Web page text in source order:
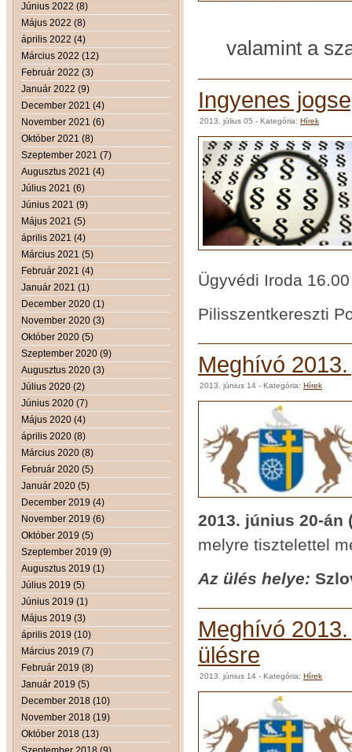
Június 2022 (8)
Május 2022 (8)
április 2022 (4)
Március 2022 (12)
Február 2022 (3)
Január 2022 (9)
December 2021 (4)
November 2021 (6)
Október 2021 (8)
Szeptember 2021 (7)
Augusztus 2021 (4)
Július 2021 (6)
Június 2021 (9)
Május 2021 (5)
április 2021 (4)
Március 2021 (5)
Február 2021 (4)
Január 2021 (1)
December 2020 (1)
November 2020 (3)
Október 2020 (5)
Szeptember 2020 (9)
Augusztus 2020 (3)
Július 2020 (2)
Június 2020 (7)
Május 2020 (4)
április 2020 (8)
Március 2020 (8)
Február 2020 (5)
Január 2020 (5)
December 2019 (4)
November 2019 (6)
Október 2019 (5)
Szeptember 2019 (9)
Augusztus 2019 (1)
Július 2019 (5)
Június 2019 (1)
Május 2019 (3)
április 2019 (10)
Március 2019 (7)
Február 2019 (8)
Január 2019 (5)
December 2018 (10)
November 2018 (19)
Október 2018 (13)
valamint a
Ingyenes
2013. július 05 - Kategória: Hírek
Ügyvédi Iroda
Pilisszentkereszti
Meghívó
2013. június 14 - Kategória: Hírek
2013. június 20-
melyre tisztelettel
Az ülés helye:
Meghívó
ülésre
2013. június 14 - Kategória: Hírek